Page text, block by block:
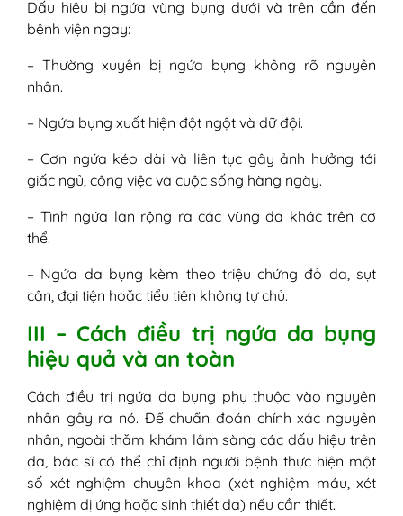
Dấu hiệu bị ngứa vùng bụng dưới và trên cần đến
bệnh viện ngay:
– Thường xuyên bị ngứa bụng không rõ nguyên
nhân.
– Ngứa bụng xuất hiện đột ngột và dữ đội.
– Cơn ngứa kéo dài và liên tục gây ảnh hưởng tới
giấc ngủ, công việc và cuộc sống hàng ngày.
– Tình ngứa lan rộng ra các vùng da khác trên cơ
thể.
– Ngứa da bụng kèm theo triệu chứng đỏ da, sụt
cân, đại tiện hoặc tiểu tiện không tự chủ.
III – Cách điều trị ngứa da bụng
hiệu quả và an toàn
Cách điều trị ngứa da bụng phụ thuộc vào nguyên
nhân gây ra nó. Để chuẩn đoán chính xác nguyên
nhân, ngoài thăm khám lâm sàng các dấu hiệu trên
da, bác sĩ có thể chỉ định người bệnh thực hiện một
số xét nghiệm chuyên khoa (xét nghiệm máu, xét
nghiệm dị ứng hoặc sinh thiết da) nếu cần thiết.